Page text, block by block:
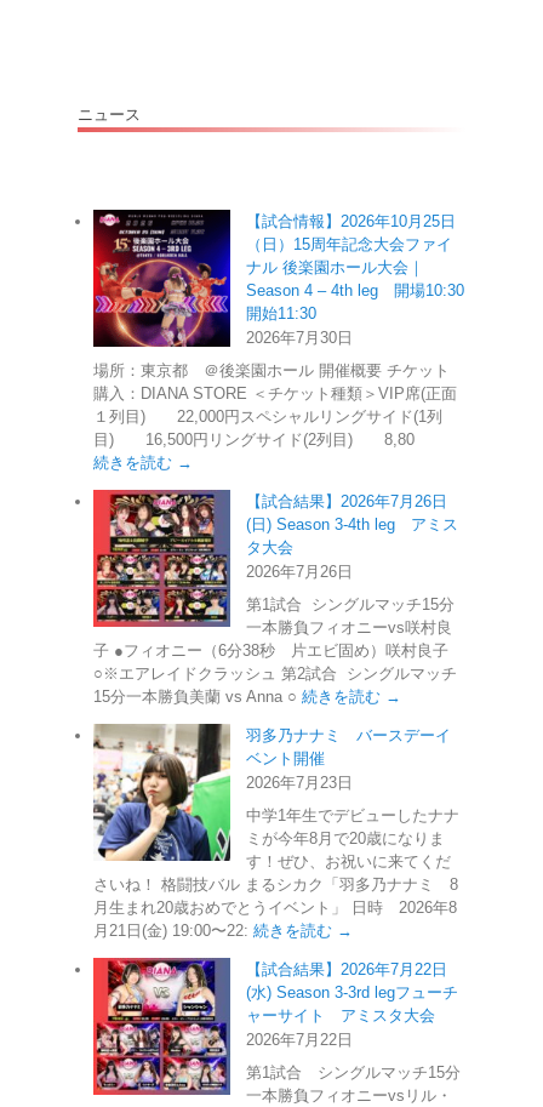
ニュース
【試合情報】2026年10月25日
（日）15周年記念大会ファイ
ナル 後楽園ホール大会｜
Season 4 – 4th leg 開場10:30
開始11:30
2026年7月30日
場所：東京都 ＠後楽園ホール 開催概要 チケット
購入：DIANA STORE ＜チケット種類＞VIP席(正面
１列目) 22,000円スペシャルリングサイド(1列
目) 16,500円リングサイド(2列目) 8,80
続きを読む →
【試合結果】2026年7月26日
(日) Season 3-4th leg アミス
タ大会
2026年7月26日
第1試合 シングルマッチ15分
一本勝負フィオニーvs咲村良
子 ●フィオニー（6分38秒 片エビ固め）咲村良子
○※エアレイドクラッシュ 第2試合 シングルマッチ
15分一本勝負美蘭 vs Anna ○ 続きを読む →
羽多乃ナナミ バースデーイ
ベント開催
2026年7月23日
中学1年生でデビューしたナナ
ミが今年8月で20歳になりま
す！ぜひ、お祝いに来てくだ
さいね！ 格闘技バル まるシカク「羽多乃ナナミ 8
月生まれ20歳おめでとうイベント」 日時 2026年8
月21日(金) 19:00〜22: 続きを読む →
【試合結果】2026年7月22日
(水) Season 3-3rd legフューチ
ャーサイト アミスタ大会
2026年7月22日
第1試合 シングルマッチ15分
一本勝負フィオニーvsリル・